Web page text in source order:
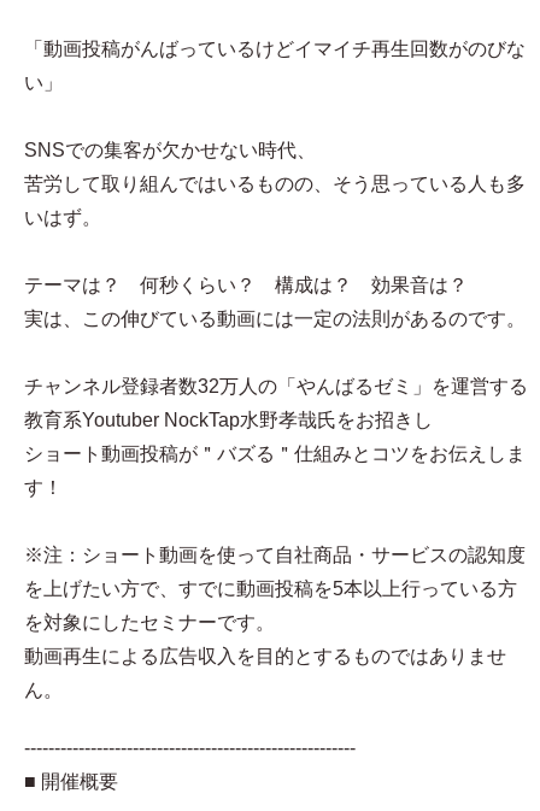
「動画投稿がんばっているけどイマイチ再生回数がのびな
い」
SNSでの集客が欠かせない時代、
苦労して取り組んではいるものの、そう思っている人も多
いはず。
テーマは？ 何秒くらい？ 構成は？ 効果音は？
実は、この伸びている動画には一定の法則があるのです。
チャンネル登録者数32万人の「やんばるゼミ」を運営する
教育系Youtuber NockTap水野孝哉氏をお招きし
ショート動画投稿が＂バズる＂仕組みとコツをお伝えしま
す！
※注：ショート動画を使って自社商品・サービスの認知度
を上げたい方で、すでに動画投稿を5本以上行っている方
を対象にしたセミナーです。
動画再生による広告収入を目的とするものではありませ
ん。
-------------------------------------------------------
■ 開催概要